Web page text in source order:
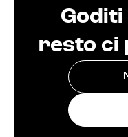
Goditi
resto ci